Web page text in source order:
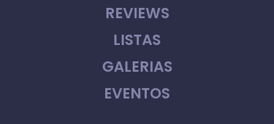
REVIEWS
LISTAS
GALERIAS
EVENTOS